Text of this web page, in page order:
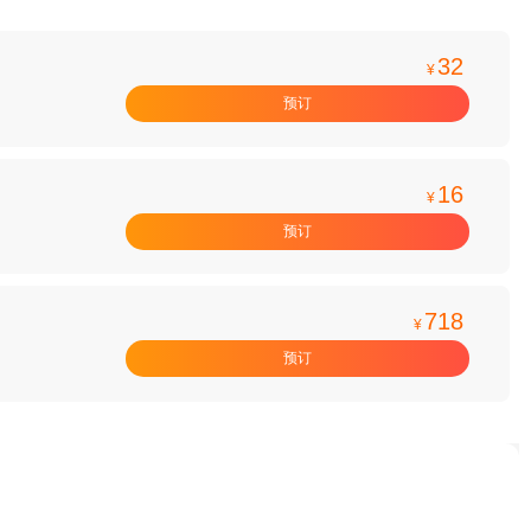
¥32
预订
¥ 16
预订
¥ 718
预订